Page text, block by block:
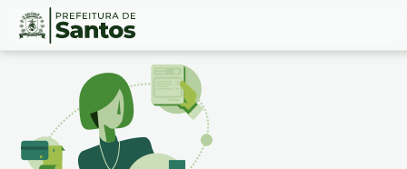
Ir
Conteúdo